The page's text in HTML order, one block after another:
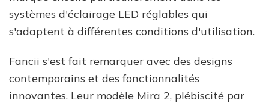
systèmes d'éclairage LED réglables qui
s'adaptent à différentes conditions d'utilisation.
Fancii s'est fait remarquer avec des designs
contemporains et des fonctionnalités
innovantes. Leur modèle Mira 2, plébiscité par